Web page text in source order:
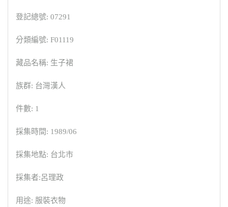
登記總號: 07291
分類編號: F01119
藏品名稱: 生子裙
族群: 台灣漢人
件數: 1
採集時間: 1989/06
採集地點: 台北市
採集者:呂理政
用途: 服裝衣物